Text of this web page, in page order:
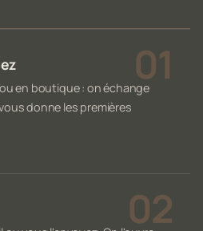
en boutique : on échange
donne les premières